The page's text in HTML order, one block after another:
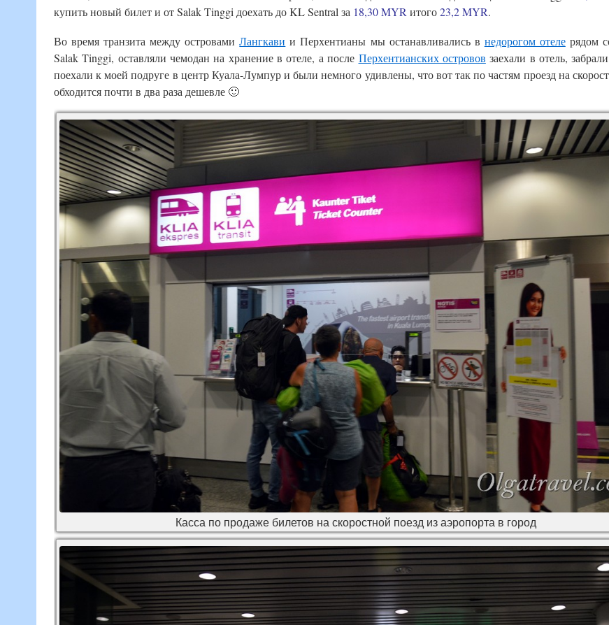
купить новый билет и от Salak Tinggi доехать до KL Sentral за 18,30 MYR итого23,2 MYR.
Во время транзита между островамиЛангкави и Перхентианы мы останавливались в недорогом отелерядом
Salak Tinggi, оставляли чемодан на хранение в отеле, а после Перхентианских островов заехали в отель,
поехали к моей подруге в центр Куала-Лумпур и были немного удивлены, что вот так по частям проезд на
обходится почти в два раза дешевле 🙂
Касса по продаже билетов на скоростной поезд из аэропорта в город